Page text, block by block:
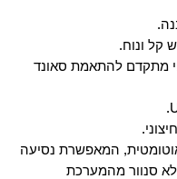
ונוח.
מתקדם להתאמת סאונד
המאפשרת נסיעה
סנוור מהמערכת